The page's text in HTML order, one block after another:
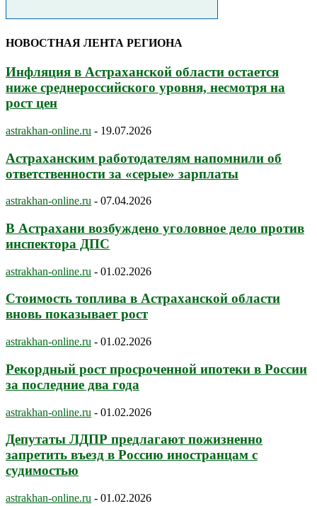
НОВОСТНАЯ ЛЕНТА РЕГИОНА
Инфляция в Астраханской области остается
ниже среднероссийского уровня, несмотря на
рост цен
astrakhan-online.ru - 19.07.2026
Астраханским работодателям напомнили об
ответственности за «серые» зарплаты
astrakhan-online.ru - 07.04.2026
В Астрахани возбуждено уголовное дело против
инспектора ДПС
astrakhan-online.ru - 01.02.2026
Стоимость топлива в Астраханской области
вновь показывает рост
astrakhan-online.ru - 01.02.2026
Рекордный рост просроченной ипотеки в России
за последние два года
astrakhan-online.ru - 01.02.2026
Депутаты ЛДПР предлагают пожизненно
запретить въезд в Россию иностранцам с
судимостью
astrakhan-online.ru - 01.02.2026